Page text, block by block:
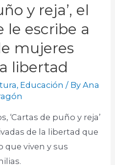
y reja’, el
le escribe a
mujeres
libertad
, Educación / ByAna
‘Cartas de puño y reja’
de la libertad que
que viven y sus